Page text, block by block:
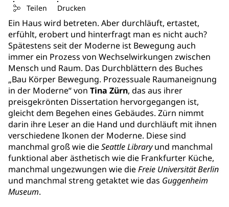
Teilen Drucken
Ein Haus wird betreten. Aber durchläuft, ertastet,
erfühlt, erobert und hinterfragt man es nicht auch?
Spätestens seit der Moderne ist Bewegung auch
immer ein Prozess von Wechselwirkungen zwischen
Mensch und Raum. Das Durchblättern des Buches
„Bau Körper Bewegung. Prozessuale Raumaneignung
in der Moderne“ von Tina Zürn, das aus ihrer
preisgekrönten Dissertation hervorgegangen ist,
gleicht dem Begehen eines Gebäudes. Zürn nimmt
darin ihre Leser an die Hand und durchläuft mit ihnen
verschiedene Ikonen der Moderne. Diese sind
manchmal groß wie dieSeattle Libraryund manchmal
funktional aber ästhetisch wie die Frankfurter Küche,
manchmal ungezwungen wie dieFreie Universität Berlin
und manchmal streng getaktet wie das Guggenheim
Museum.